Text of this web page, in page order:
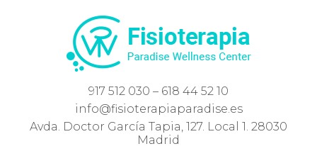
917 512 030 – 618 44 52 10
info@fisioterapiaparadise.es
Avda. Doctor García Tapia, 127. Local 1. 28030
Madrid